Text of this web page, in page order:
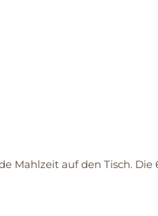
Mahlzeit auf den Tisch.